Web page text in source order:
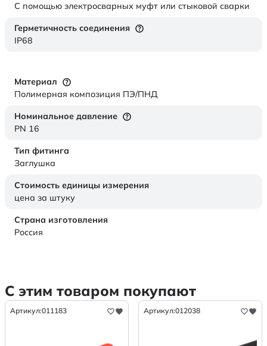
С помощью электросварных муфт или стыковой сварки
Герметичность соединения
IP68
Материал
Полимерная композиция ПЭ/ПНД
Номинальное давление
PN 16
Тип фитинга
Заглушка
Стоимость единицы измерения
цена за штуку
Страна изготовления
Россия
С этим товаром покупают
Артикул:011183 Артикул:012038